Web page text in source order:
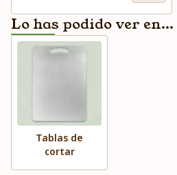
Lo has podido ver en...
Tablas de
cortar